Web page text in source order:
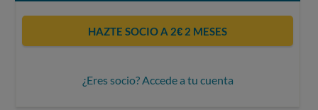
HAZTE SOCIO A 2€ 2 MESES
¿Eres socio? Accede a tu cuenta